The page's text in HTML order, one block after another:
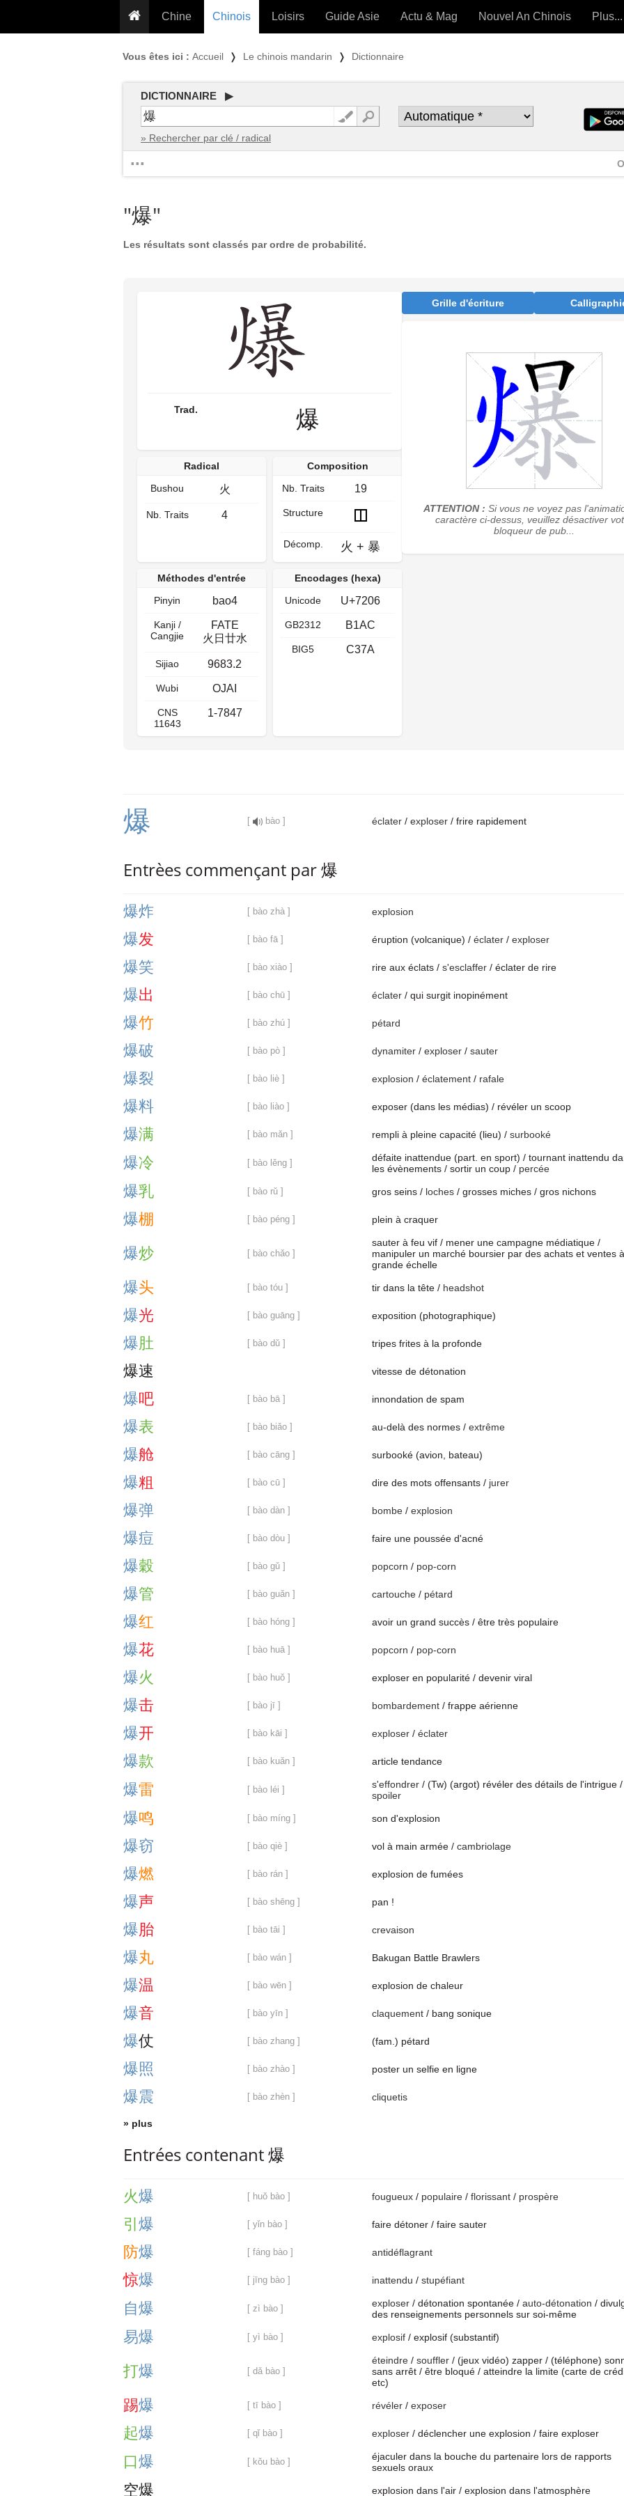
Chine
Conseils voyageurs
Proverbes
Chinois
Grammaire
Exos & Flashcards
Loisirs
PLUS (24 OUTILS) »
Guide Asie Actu & Mag Nouvel An Chinois Plus...
Vous êtes ici : Accueil ❭ Le chinois mandarin ❭ Dictionnaire
DICTIONNAIRE ▶
» Rechercher par clé / radical
...
"爆"
Les résultats sont classés par ordre de probabilité.
Trad. 爆
Radical
Bushou
火
Nb. Traits 4
Composition
Nb. Traits
19
Structure
Décomp. 火 + 暴
Méthodes d'entrée
Pinyin
bao4
Kanji /
Cangjie
FATE
火日廿水
Sijiao 9683.2
Wubi OJAI
CNS
11643
1-7847
Encodages (hexa)
Unicode
U+7206
GB2312 B1AC
BIG5 C37A
Grille d'écriture
ATTENTION : Si vous ne voyez pas
caractère ci-dessus, veuillez désactiver
bloqueur de pub...
爆 [ bào ] éclater / exploser / frire rapidement
Entrèes commençant par 爆
爆炸 [ bào zhà ] explosion
爆发 [ bào fā ] éruption (volcanique) / éclater / exploser
爆笑 [ bào xiào ] rire aux éclats / s'esclaffer / éclater de rire
爆出 [ bào chū ] éclater / qui surgit inopinément
爆竹 [ bào zhú ] pétard
爆破 [ bào pò ] dynamiter / exploser / sauter
爆裂 [ bào liè ] explosion / éclatement / rafale
爆料 [ bào liào ] exposer (dans les médias) / révéler un scoop
爆满 [ bào mǎn ] rempli à pleine capacité (lieu) / surbooké
爆冷 [ bào lěng ]
défaite inattendue (part. en sport) / tournant inattendu
les évènements / sortir un coup / percée
爆乳 [ bào rǔ ] gros seins / loches / grosses miches / gros nichons
爆棚 [ bào péng ] plein à craquer
爆炒 [ bào chǎo ]
sauter à feu vif / mener une campagne médiatique /
manipuler un marché boursier par des achats et ventes à
grande échelle
爆头 [ bào tóu ] tir dans la tête / headshot
爆光 [ bào guāng ] exposition (photographique)
爆肚 [ bào dǔ ] tripes frites à la profonde
爆速 vitesse de détonation
爆吧 [ bào bā ] innondation de spam
爆表 [ bào biǎo ] au-delà des normes / extrême
爆舱 [ bào cāng ] surbooké (avion, bateau)
爆粗 [ bào cū ] dire des mots offensants / jurer
爆弹 [ bào dàn ] bombe / explosion
爆痘 [ bào dòu ] faire une poussée d'acné
爆穀 [ bào gǔ ] popcorn / pop-corn
爆管 [ bào guǎn ] cartouche / pétard
爆红 [ bào hóng ] avoir un grand succès / être très populaire
爆花 [ bào huā ] popcorn / pop-corn
爆火 [ bào huǒ ] exploser en popularité / devenir viral
爆击 [ bào jī ] bombardement / frappe aérienne
爆开 [ bào kāi ] exploser / éclater
爆款 [ bào kuǎn ] article tendance
爆雷 [ bào léi ] s'effondrer / (Tw) (argot) révéler des détails de l'intrigue /
spoiler
爆鸣 [ bào míng ] son d'explosion
爆窃 [ bào qiè ] vol à main armée / cambriolage
爆燃 [ bào rán ] explosion de fumées
爆声 [ bào shēng ] pan !
爆胎 [ bào tāi ] crevaison
爆丸 [ bào wán ] Bakugan Battle Brawlers
爆温 [ bào wēn ] explosion de chaleur
爆音 [ bào yīn ] claquement / bang sonique
爆仗 [ bào zhang ] (fam.) pétard
爆照 [ bào zhào ] poster un selfie en ligne
爆震 [ bào zhèn ] cliquetis
» plus
Entrées contenant 爆
火爆 [ huǒ bào ] fougueux / populaire / florissant / prospère
引 爆 [ yǐn bào ] faire détoner / faire sauter
防爆 [ fáng bào ] antidéflagrant
惊爆 [ jīng bào ] inattendu / stupéfiant
自爆 [ zì bào ] exploser / détonation spontanée / auto-détonation /
des renseignements personnels sur soi-même
易爆 [ yì bào ] explosif / explosif (substantif)
打爆 [ dǎ bào ]
éteindre / souffler / (jeux vidéo) zapper / (téléphone)
sans arrêt / être bloqué / atteindre la limite (carte de
etc)
踢爆 [ tī bào ] révéler / exposer
起爆 [ qǐ bào ] exploser / déclencher une explosion / faire exploser
口爆 [ kǒu bào ]
éjaculer dans la bouche du partenaire lors de rapports
sexuels oraux
空爆 explosion dans l'air / explosion dans l'atmosphère